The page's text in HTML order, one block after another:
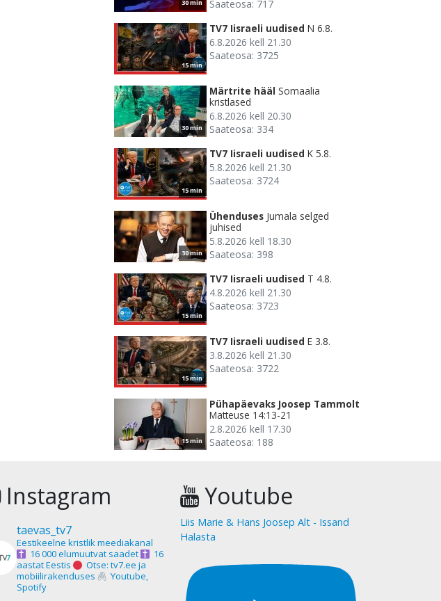
30 min Saateosa: 717
15 min
TV7 Iisraeli uudised N 6.8.
6.8.2026 kell 21.30
Saateosa: 3725
30 min
Märtrite hääl Somaalia
kristlased
6.8.2026 kell 20.30
Saateosa: 334
15 min
TV7 Iisraeli uudised K 5.8.
5.8.2026 kell 21.30
Saateosa: 3724
30 min
Ühenduses Jumala selged
juhised
5.8.2026 kell 18.30
Saateosa: 398
15 min
TV7 Iisraeli uudised T 4.8.
4.8.2026 kell 21.30
Saateosa: 3723
15 min
TV7 Iisraeli uudised E 3.8.
3.8.2026 kell 21.30
Saateosa: 3722
15 min
Pühapäevaks Joosep Tammolt
Matteuse 14:13-21
2.8.2026 kell 17.30
Saateosa: 188
Instagram
taevas_tv7
Eestikeelne kristlik meediakanal
16 000 elumuutvat saadet
16
aastat Eestis
Otse: tv7.ee ja
mobiilirakenduses
Youtube,
Spotify
Youtube
Liis Marie & Hans Joosep Alt - Issand
Halasta